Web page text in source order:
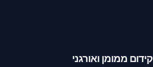
קידום ממומן ואורגני